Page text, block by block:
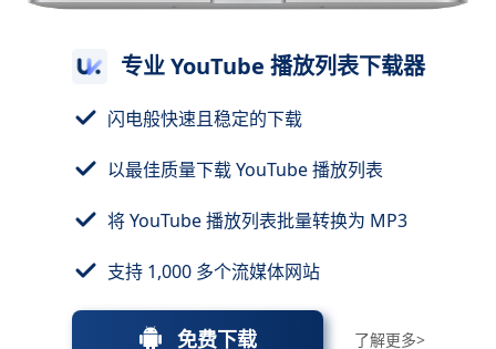
专业 YouTube 播放列表下载器
闪电般快速且稳定的下载
以最佳质量下载 YouTube 播放列表
将 YouTube 播放列表批量转换为 MP3
支持 1,000 多个流媒体网站
免费下载 了解更多>